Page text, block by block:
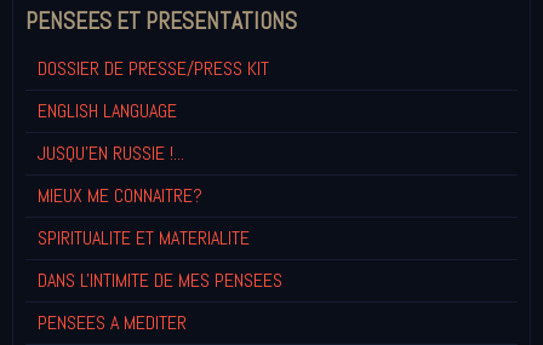
PENSEES ET PRESENTATIONS
DOSSIER DE PRESSE/PRESS KIT
ENGLISH LANGUAGE
JUSQU'EN RUSSIE !...
MIEUX ME CONNAITRE?
SPIRITUALITE ET MATERIALITE
DANS L'INTIMITE DE MES PENSEES
PENSEES A MEDITER